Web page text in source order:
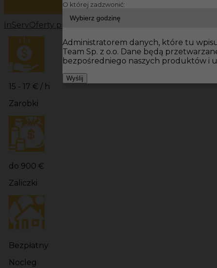
InServOferty pracy Prace budowlane Niemcy
15 - 17 € / h
Zarobki
do 900 €
Zaliczki
Bezpłatny
Nocleg
O której zadzwonić:
Administratorem danych, które tu
Team Sp. z o.o. Dane będą
bezpośredniego naszych produktów i
Wyślij